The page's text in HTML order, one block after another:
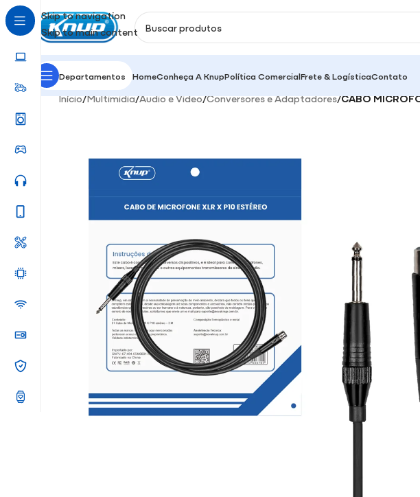
Skip to navigation
Skip to main content
Departamentos HomeConheça A KnupPolítica ComercialFrete & LogísticaContato
Início/Multimidia/Áudio e Video/Conversores e Adaptadores/CABO